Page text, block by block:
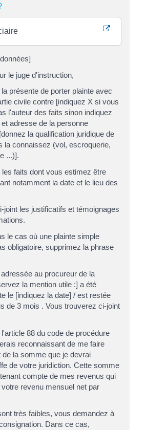
le juge d'instruction,
présente de porter plainte avec
civile contre [indiquez X si vous
l'auteur des faits sinon indiquez
adresse de la personne
la qualification juridique de
la connaissez (vol, escroquerie,
...)].
les faits dont vous estimez être
notamment la date et le lieu des
joint les justificatifs et témoignages
le cas où une plainte simple
obligatoire, supprimez la phrase
au procureur de la
la mention utile :] a été
le [indiquez la date] / est restée
de 3 mois . Vous trouverez ci-joint
88 du code de procédure
reconnaissant de me faire
la somme que je devrai
de votre juridiction. Cette somme
compte de mes revenus qui
revenu mensuel net par
très faibles, vous demandez à
Dans ce cas,